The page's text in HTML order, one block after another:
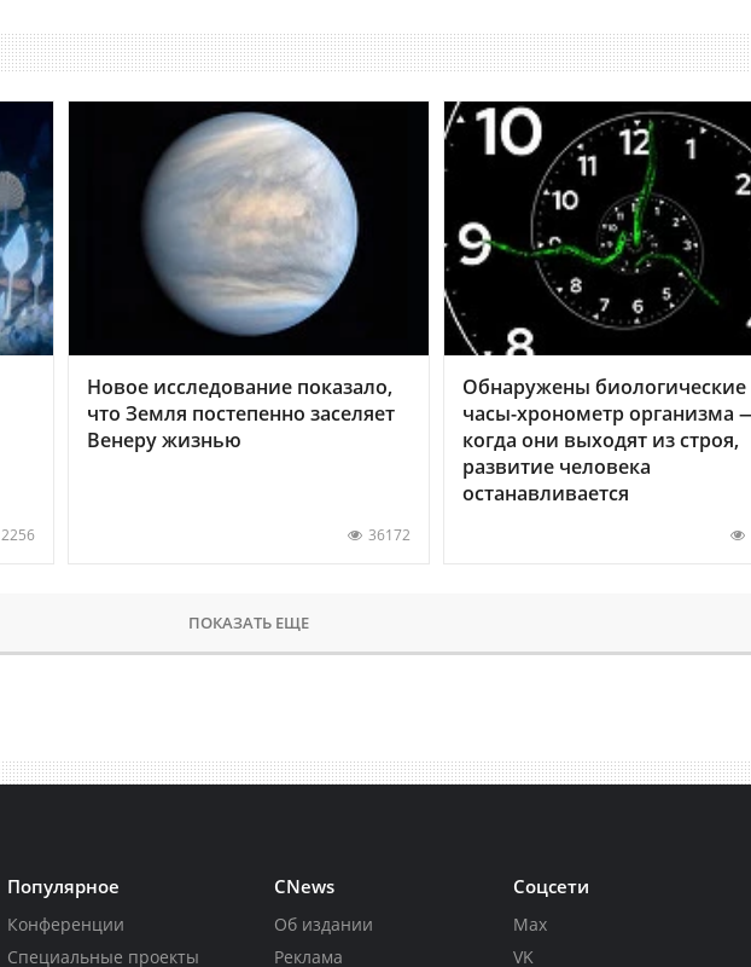
2256
Новое исследование показало,
что Земля постепенно заселяет
Венеру жизнью
36172
Обнаружены биологические
часы-хронометр организма
когда они выходят из строя,
развитие человека
останавливается
ПОКАЗАТЬ ЕЩЕ
Популярное
Конференции
Специальные проекты
CNews
Об издании
Реклама
Соцсети
Max
VK